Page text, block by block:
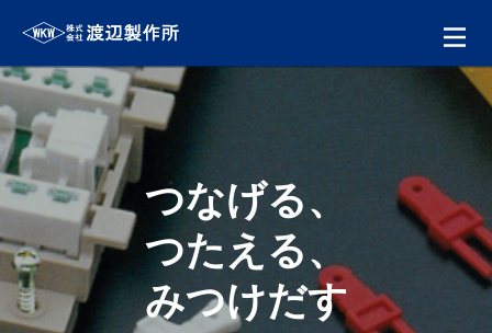
つなげる、
つたえる、
みつけだす